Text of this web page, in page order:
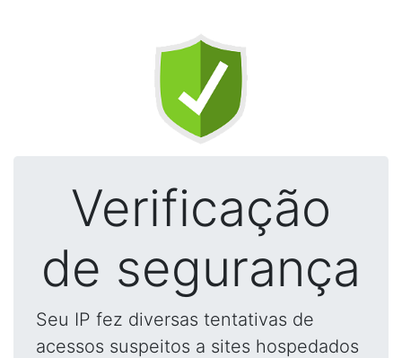
Verificação
de segurança
Seu IP fez diversas tentativas de
acessos suspeitos a sites hospedados